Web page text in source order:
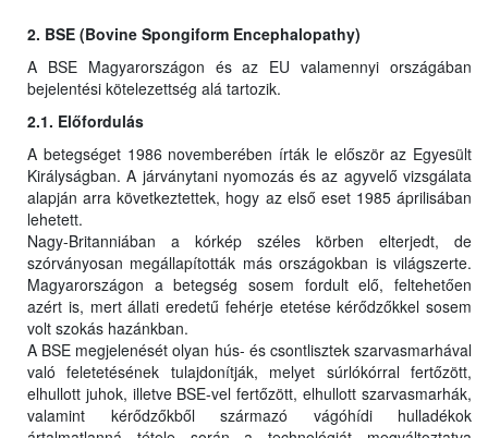
2. BSE (Bovine Spongiform Encephalopathy)
A BSE Magyarországon és az EU valamennyi országában
bejelentési kötelezettség alá tartozik.
2.1. Előfordulás
A betegséget 1986 novemberében írták le először az Egyesült
Királyságban. A járványtani nyomozás és az agyvelő vizsgálata
alapján arra következtettek, hogy az első eset 1985 áprilisában
lehetett.
Nagy-Britanniában a kórkép széles körben elterjedt, de
szórványosan megállapították más országokban is világszerte.
Magyarországon a betegség sosem fordult elő, feltehetően
azért is, mert állati eredetű fehérje etetése kérődzőkkel sosem
volt szokás hazánkban.
A BSE megjelenését olyan hús- és csontlisztek szarvasmarhával
való feletetésének tulajdonítják, melyet súrlókórral fertőzött,
elhullott juhok, illetve BSE-vel fertőzött, elhullott szarvasmarhák,
valamint kérődzőkből származó vágóhídi hulladékok